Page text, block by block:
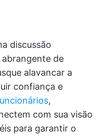
discussão
de
alavancar a
confiança e
,
com sua visão
para garantir o